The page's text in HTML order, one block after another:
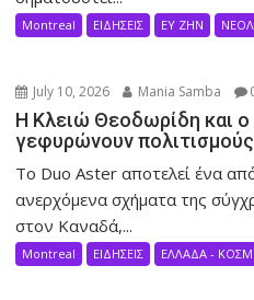
Montreal ΕΙΔΗΣΕΙΣ ΕΥ ΖΗΝ
July 10, 2026 Mania Samba
Η Κλειώ Θεοδωρίδη και
γεφυρώνουν
Το Duo Aster αποτελεί ένα
ανερχόμενα σχήματα της
στον Καναδά,...
Montreal ΕΙΔΗΣΕΙΣ ΕΛΛΑΔΑ -